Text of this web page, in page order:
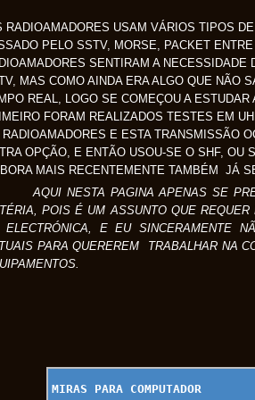
RADIOAMADORES USAM VÁRIOS TIPOS
PELO SSTV, MORSE, PACKET
SENTIRAM A
MAS COMO AINDA ERA ALGO QUE NÃO
REAL, LOGO SE COMEÇOU A
FORAM REALIZADOS TESTES EM
E ESTA TRANSMISSÃO
OPÇÃO, E ENTÃO USOU-SE O SHF, OU
MAIS RECENTEMENTE TAMBÉM JÁ
NESTA PAGINA APENAS SE
POIS É UM ASSUNTO QUE
ELECTRÓNICA, E EU SINCERAMENTE
PARA QUEREREM TRABALHAR NA
MIRAS PARA COMPUTADOR